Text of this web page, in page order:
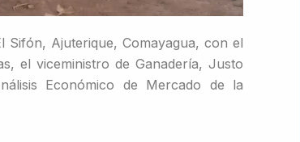
Ajuterique, Comayagua, con el
el viceministro de Ganadería, Justo
Económico de Mercado de la